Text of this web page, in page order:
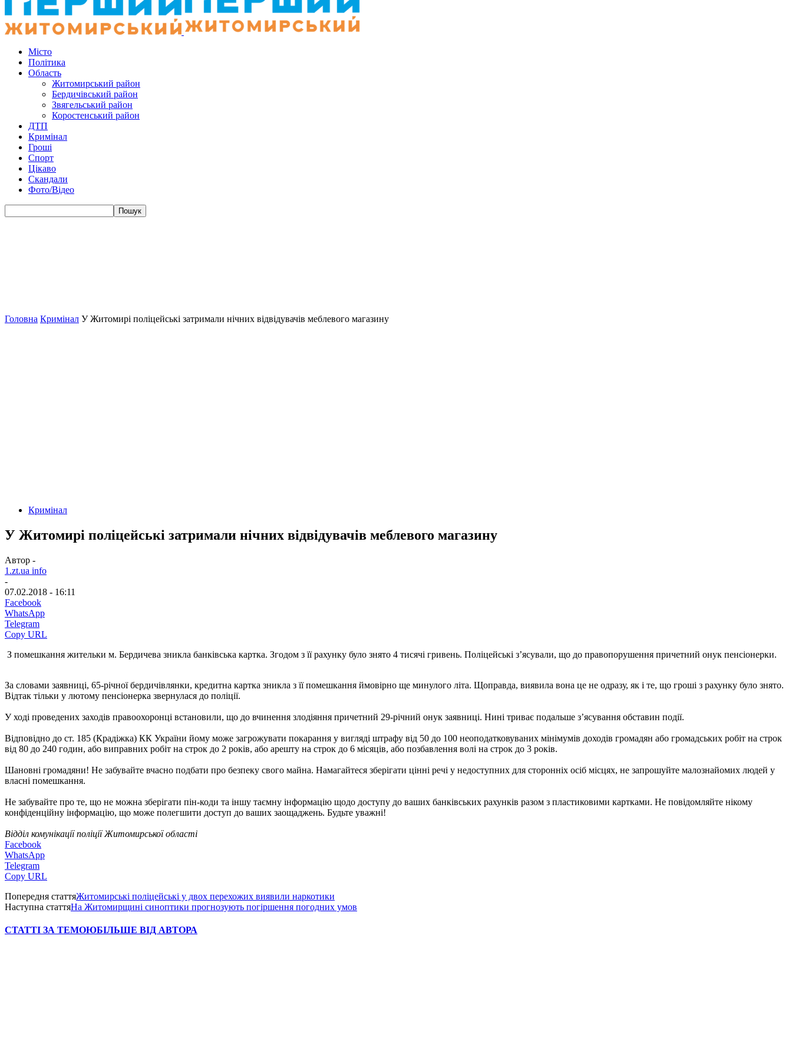
Місто
Політика
Область
Житомирський район
Бердичівський район
Звягельський район
Коростенський район
ДТП
Кримінал
Гроші
Спорт
Цікаво
Скандали
Фото/Відео
Головна Кримінал У Житомирі поліцейські затримали нічних відвідувачів меблевого магазину
Кримінал
У Житомирі поліцейські затримали нічних відвідувачів меблевого магазину
Автор -
1.zt.ua info
-
07.02.2018 - 16:11
Facebook
WhatsApp
Telegram
Copy URL
З помешкання жительки м. Бердичева зникла банківська картка. Згодом з її рахунку було знято 4 тисячі гривень. Поліцейські з’ясували, що до правопорушення причетний онук пенсіонерки.
За словами заявниці, 65-річної бердичівлянки, кредитна картка зникла з її помешкання ймовірно ще минулого літа. Щоправда, виявила вона це не одразу, як і те, що гроші з рахунку було знято.
Відтак тільки у лютому пенсіонерка звернулася до поліції.
У ході проведених заходів правоохоронці встановили, що до вчинення злодіяння причетний 29-річний онук заявниці. Нині триває подальше з’ясування обставин події.
Відповідно до ст. 185 (Крадіжка) КК України йому може загрожувати покарання у вигляді штрафу від 50 до 100 неоподатковуваних мінімумів доходів громадян або громадських робіт на строк
від 80 до 240 годин, або виправних робіт на строк до 2 років, або арешту на строк до 6 місяців, або позбавлення волі на строк до 3 років.
Шановні громадяни! Не забувайте вчасно подбати про безпеку свого майна. Намагайтеся зберігати цінні речі у недоступних для сторонніх осіб місцях, не запрошуйте малознайомих людей у
власні помешкання.
Не забувайте про те, що не можна зберігати пін-коди та іншу таємну інформацію щодо доступу до ваших банківських рахунків разом з пластиковими картками. Не повідомляйте нікому
конфіденційну інформацію, що може полегшити доступ до ваших заощаджень. Будьте уважні!
Відділ комунікації поліції Житомирської області
Facebook
WhatsApp
Telegram
Copy URL
Попередня статтяЖитомирські поліцейські у двох перехожих виявили наркотики
Наступна статтяНа Житомирщині синоптики прогнозують погіршення погодних умов
СТАТТІ ЗА ТЕМОЮБІЛЬШЕ ВІД АВТОРА